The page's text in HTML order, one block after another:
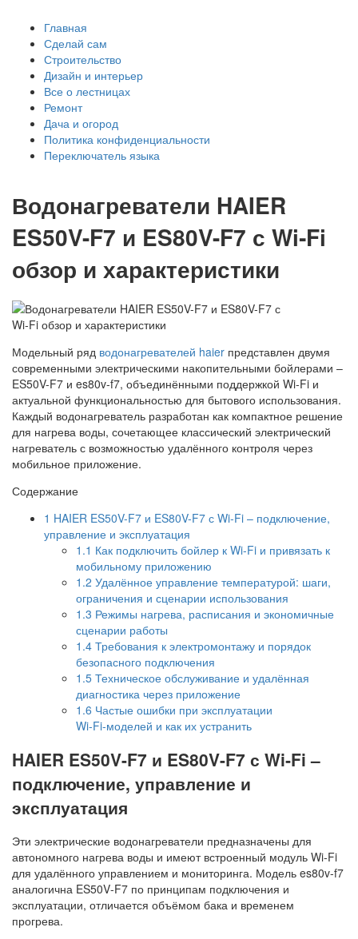
Главная
Сделай сам
Строительство
Дизайн и интерьер
Все о лестницах
Ремонт
Дача и огород
Политика конфиденциальности
Переключатель языка
Водонагреватели HAIER
ES50V-F7 и ES80V-F7 с Wi‑Fi
обзор и характеристики
Модельный ряд водонагревателей haier представлен двумя
современными электрическими накопительными бойлерами –
ES50V-F7 и es80v-f7, объединёнными поддержкой Wi-Fi и
актуальной функциональностью для бытового использования.
Каждый водонагреватель разработан как компактное решение
для нагрева воды, сочетающее классический электрический
нагреватель с возможностью удалённого контроля через
мобильное приложение.
Содержание
1 HAIER ES50V-F7 и ES80V-F7 с Wi‑Fi – подключение,
управление и эксплуатация
1.1 Как подключить бойлер к Wi‑Fi и привязать к
мобильному приложению
1.2 Удалённое управление температурой: шаги,
ограничения и сценарии использования
1.3 Режимы нагрева, расписания и экономичные
сценарии работы
1.4 Требования к электромонтажу и порядок
безопасного подключения
1.5 Техническое обслуживание и удалённая
диагностика через приложение
1.6 Частые ошибки при эксплуатации
Wi‑Fi‑моделей и как их устранить
HAIER ES50V-F7 и ES80V-F7 с Wi‑Fi –
подключение, управление и
эксплуатация
Эти электрические водонагреватели предназначены для
автономного нагрева воды и имеют встроенный модуль Wi‑Fi
для удалённого управлением и мониторинга. Модель es80v-f7
аналогична ES50V‑F7 по принципам подключения и
эксплуатации, отличается объёмом бака и временем
прогрева.